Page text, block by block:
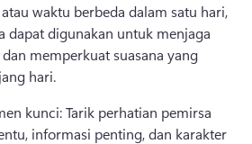
waktu berbeda dalam satu hari,
dapat digunakan untuk menjaga
memperkuat suasana yang
hari.
kunci: Tarik perhatian pemirsa
informasi penting, dan karakter